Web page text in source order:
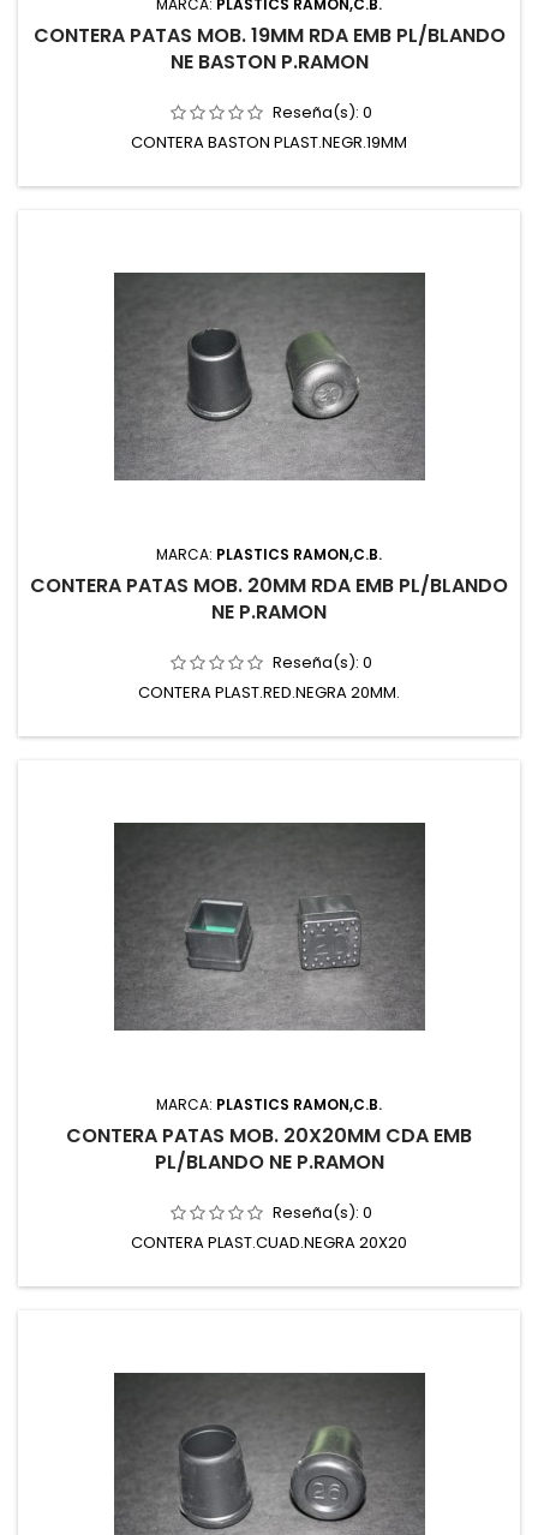
MARCA: PLASTICS RAMON,C.B.
CONTERA PATAS MOB. 19MM RDA EMB PL/BLANDO
NE BASTON P.RAMON
Reseña(s): 0
CONTERA BASTON PLAST.NEGR.19MM
MARCA: PLASTICS RAMON,C.B.
CONTERA PATAS MOB. 20MM RDA EMB PL/BLANDO
NE P.RAMON
Reseña(s): 0
CONTERA PLAST.RED.NEGRA 20MM.
MARCA: PLASTICS RAMON,C.B.
CONTERA PATAS MOB. 20X20MM CDA EMB
PL/BLANDO NE P.RAMON
Reseña(s): 0
CONTERA PLAST.CUAD.NEGRA 20X20